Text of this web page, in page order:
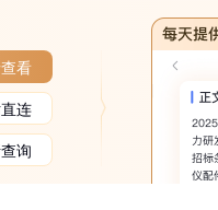
看
连
询